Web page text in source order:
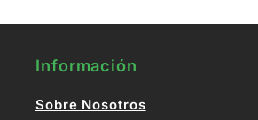
Información
Sobre Nosotros